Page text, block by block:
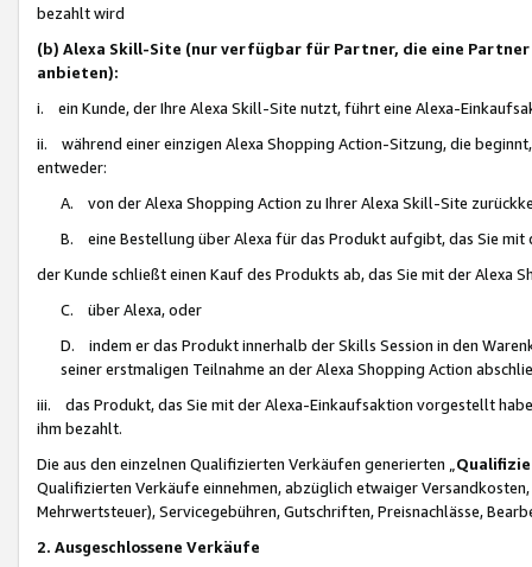
bezahlt wird
(b) Alexa Skill-Site (nur verfügbar für Partner, die eine
anbieten):
i. ein Kunde, der Ihre Alexa Skill-Site nutzt, führt eine Alexa-
ii. während einer einzigen Alexa Shopping Action-Sitzung, die
entweder:
A. von der Alexa Shopping Action zu Ihrer Alexa Skill-Site
B. eine Bestellung über Alexa für das Produkt aufgibt, das Sie mit
der Kunde schließt einen Kauf des Produkts ab, das Sie mit der Alexa
C. über Alexa, oder
D. indem er das Produkt innerhalb der Skills Session in den
seiner erstmaligen Teilnahme an der Alexa Shopping Action
iii. das Produkt, das Sie mit der Alexa-Einkaufsaktion vorgestellt
ihm bezahlt.
Die aus den einzelnen Qualifizierten Verkäufen generierten „
Qualifizierten Verkäufe einnehmen, abzüglich etwaiger
Mehrwertsteuer), Servicegebühren, Gutschriften, Preisnachlässe,
2. Ausgeschlossene Verkäufe